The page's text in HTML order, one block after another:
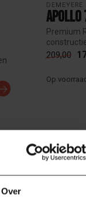
Over
DEMEYERE
Apollo
Premium
209,00
Op